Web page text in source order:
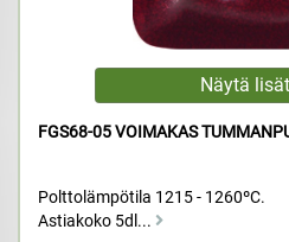
FGS68-05 VOIMAKAS
Polttolämpötila 1215 - 1260ºC.
Astiakoko 5dl...